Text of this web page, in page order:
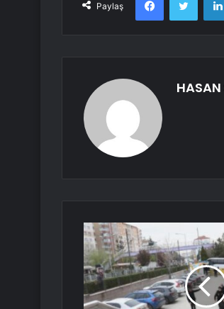
Paylaş
HASAN